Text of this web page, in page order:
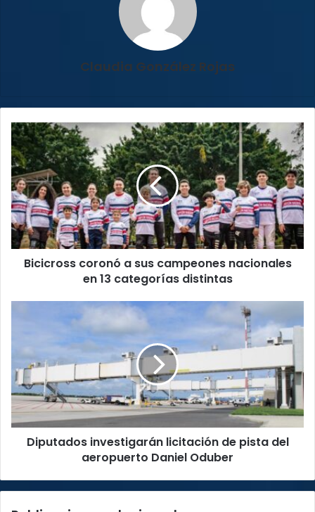
Claudia González Rojas
Bicicross
coronó
a
sus
campeones
nacionales
en
13
categorías
distintas
Bicicross coronó a sus campeones nacionales
en 13 categorías distintas
investigarán
pista
del
aeropuerto
Daniel
Oduber
Diputados investigarán licitación de pista del
aeropuerto Daniel Oduber